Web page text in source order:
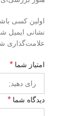
اولین کسی
نشانی ایمیل
علامت‌گذاری
امتیاز شما *
دیدگاه شما *